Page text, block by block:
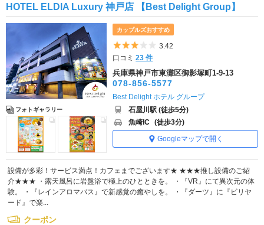
HOTEL ELDIA Luxury 神戸店 【Best Delight Group】
フォトギャラリー
カップルズおすすめ
5つ星のうち3
3.42
口コミ23 件
兵庫県神戸市東灘区御影塚町1-9-13
078-856-5577
Best Delight ホテル グループ
石屋川駅 (徒歩5分)
魚崎IC (徒歩3分)
Googleマップで開く
設備が多彩！サービス満点！カフェまでございます★ ★★★推し設備のご紹
介★★★ ・露天風呂に岩盤浴で極上のひとときを。 ・『VR』にて異次元の体
験。 ・『レインアロマバス』で新感覚の癒やしを。 ・『ダーツ』に『ビリヤ
ード』で楽...
クーポン